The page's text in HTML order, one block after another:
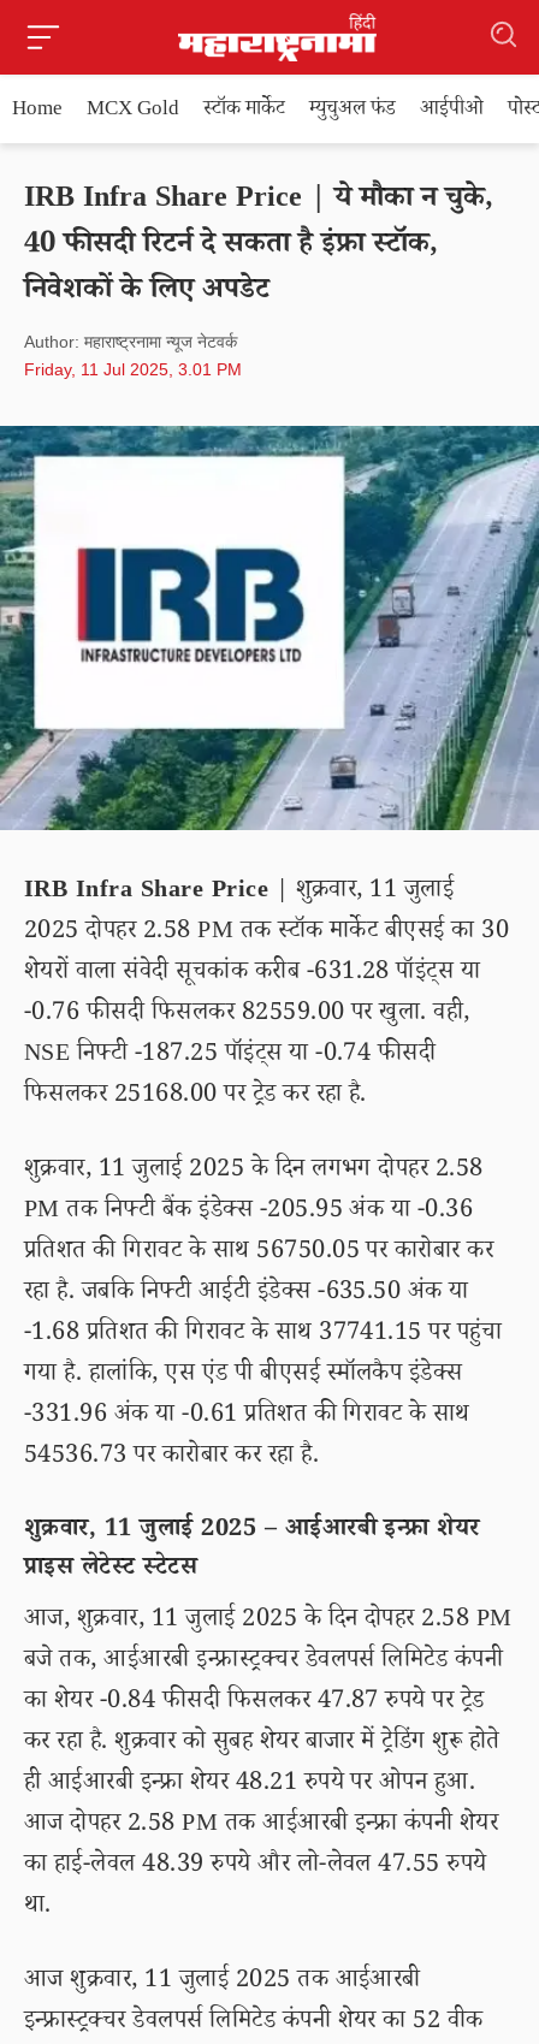
Home MCX Gold स्टॉक मार्केट म्युचुअल फंड आईपीओ
IRB Infra Share Price | ये मौका न चुके,
40 फीसदी रिटर्न दे सकता है इंफ्रा स्टॉक,
निवेशकों के लिए अपडेट
Author: महाराष्ट्रनामा न्यूज नेटवर्क
Friday, 11 Jul 2025, 3.01 PM
IRB Infra Share Price | शुक्रवार, 11 जुलाई
2025 दोपहर 2.58 PM तक स्टॉक मार्केट बीएसई का 30
शेयरों वाला संवेदी सूचकांक करीब -631.28 पॉइंट्स या
-0.76 फीसदी फिसलकर 82559.00 पर खुला. वही,
NSE निफ्टी -187.25 पॉइंट्स या -0.74 फीसदी
फिसलकर 25168.00 पर ट्रेड कर रहा है.
शुक्रवार, 11 जुलाई 2025 के दिन लगभग दोपहर 2.58
PM तक निफ्टी बैंक इंडेक्स -205.95 अंक या -0.36
प्रतिशत की गिरावट के साथ 56750.05 पर कारोबार कर
रहा है. जबकि निफ्टी आईटी इंडेक्स -635.50 अंक या
-1.68 प्रतिशत की गिरावट के साथ 37741.15 पर पहुंचा
गया है. हालांकि, एस एंड पी बीएसई स्मॉलकैप इंडेक्स
-331.96 अंक या -0.61 प्रतिशत की गिरावट के साथ
54536.73 पर कारोबार कर रहा है.
शुक्रवार, 11 जुलाई 2025 – आईआरबी इन्फ्रा शेयर
प्राइस लेटेस्ट स्टेटस
आज, शुक्रवार, 11 जुलाई 2025 के दिन दोपहर 2.58 PM
बजे तक, आईआरबी इन्फ्रास्ट्रक्चर डेवलपर्स लिमिटेड कंपनी
का शेयर -0.84 फीसदी फिसलकर 47.87 रुपये पर ट्रेड
कर रहा है. शुक्रवार को सुबह शेयर बाजार में ट्रेडिंग शुरू होते
ही आईआरबी इन्फ्रा शेयर 48.21 रुपये पर ओपन हुआ.
आज दोपहर 2.58 PM तक आईआरबी इन्फ्रा कंपनी शेयर
का हाई-लेवल 48.39 रुपये और लो-लेवल 47.55 रुपये
था.
आज शुक्रवार, 11 जुलाई 2025 तक आईआरबी
इन्फ्रास्ट्रक्चर डेवलपर्स लिमिटेड कंपनी शेयर का 52 वीक